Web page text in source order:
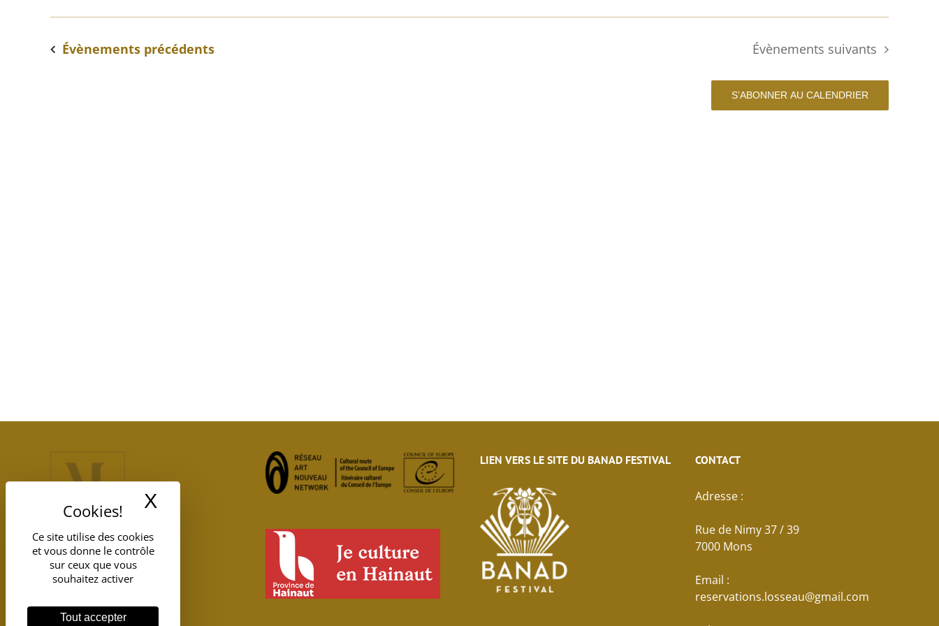
Ce site utilise des cookies
et vous donne le contrôle
sur ceux que vous
souhaitez activer
Tout accepter
X Masquer le bandeau des cookies
Évènementsprécédents Évènements suivants
S’ABONNER AU CALENDRIER
LIEN VERS LE SITE DU BANAD FESTIVAL CONTACT
Adresse :
Rue de Nimy 37 / 39
7000 Mons
Email :
reservations.losseau@gmail.com